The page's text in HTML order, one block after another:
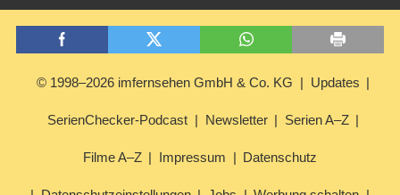
© 1998–2026 imfernsehen GmbH & Co. KG Updates
SerienChecker-Podcast Newsletter Serien A–Z
Filme A–Z Impressum Datenschutz